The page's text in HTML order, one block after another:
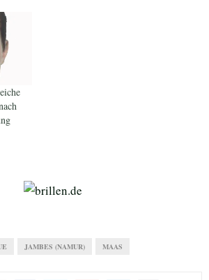
JAMBES (NAMUR) MAAS